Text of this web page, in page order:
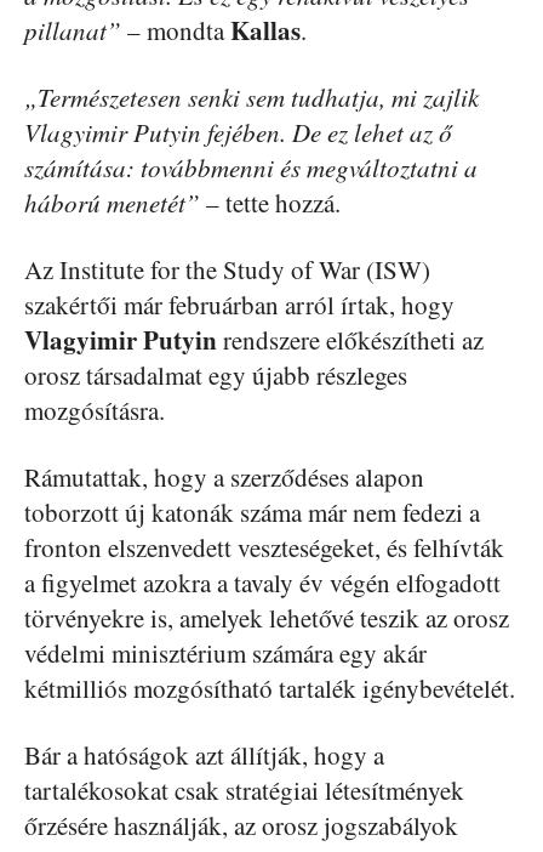
pillanat” – mondtaKallas.
„Természetesen senki sem tudhatja, mi zajlik
Vlagyimir Putyin fejében. De ez lehet az ő
számítása: továbbmenni és megváltoztatni a
háború menetét” – tette hozzá.
Az Institute for the Study of War (ISW)
szakértői már februárban arról írtak, hogy
VlagyimirPutyinrendszere előkészítheti az
orosz társadalmat egy újabb részleges
mozgósításra.
Rámutattak, hogy a szerződéses alapon
toborzott új katonák száma már nem fedezi a
fronton elszenvedett veszteségeket, és felhívták
a figyelmet azokra a tavaly év végén elfogadott
törvényekre is, amelyek lehetővé teszik az orosz
védelmi minisztérium számára egy akár
kétmilliós mozgósítható tartalék igénybevételét.
Bár a hatóságok azt állítják, hogy a
tartalékosokat csak stratégiai létesítmények
őrzésére használják, az orosz jogszabályok